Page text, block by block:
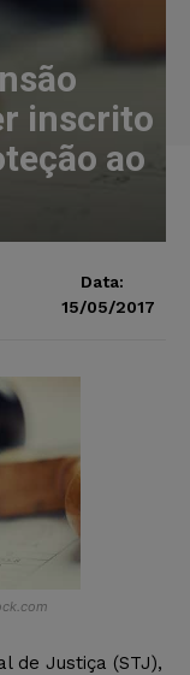
inscrito
ao
Data:
15/05/2017
de Justiça (STJ),